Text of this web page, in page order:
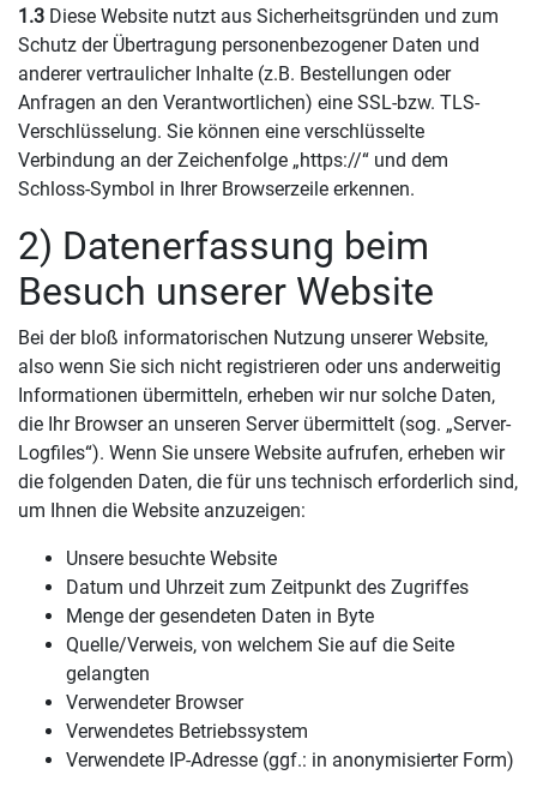
1.3 Diese Website nutzt aus Sicherheitsgründen und zum
Schutz der Übertragung personenbezogener Daten und
anderer vertraulicher Inhalte (z.B. Bestellungen oder
Anfragen an den Verantwortlichen) eine SSL-bzw. TLS-
Verschlüsselung. Sie können eine verschlüsselte
Verbindung an der Zeichenfolge „https://“ und dem
Schloss-Symbol in Ihrer Browserzeile erkennen.
2) Datenerfassung beim
Besuch unserer Website
Bei der bloß informatorischen Nutzung unserer Website,
also wenn Sie sich nicht registrieren oder uns anderweitig
Informationen übermitteln, erheben wir nur solche Daten,
die Ihr Browser an unseren Server übermittelt (sog. „Server-
Logfiles“). Wenn Sie unsere Website aufrufen, erheben wir
die folgenden Daten, die für uns technisch erforderlich sind,
um Ihnen die Website anzuzeigen:
Unsere besuchte Website
Datum und Uhrzeit zum Zeitpunkt des Zugriffes
Menge der gesendeten Daten in Byte
Quelle/Verweis, von welchem Sie auf die Seite
gelangten
Verwendeter Browser
Verwendetes Betriebssystem
Verwendete IP-Adresse (ggf.: in anonymisierter Form)